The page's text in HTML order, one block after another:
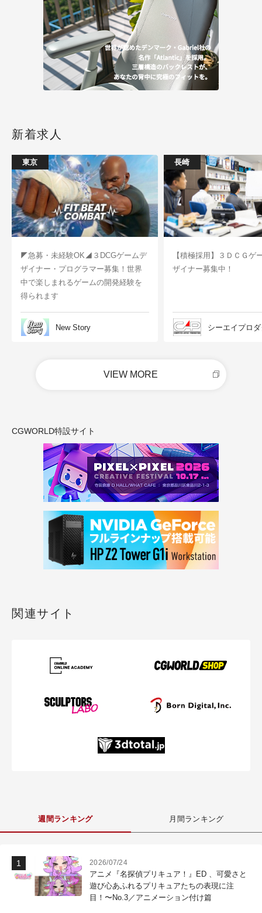
新着求人
東京
◤急募・未経験OK◢３DCGゲームデ
ザイナー・プログラマー募集！世界
中で楽しまれるゲームの開発経験を
得られます
New Story
長崎
【積極採用】３ＤＣＧゲ
ザイナー募集中！
シーエイプロ
VIEW MORE
CGWORLD特設サイト
関連サイト
週間ランキング 月間ランキング
2026/07/24
アニメ『名探偵プリキュア！』ED 、可愛さと
遊び心あふれるプリキュアたちの表現に注
目！〜No.3／アニメーション付け篇